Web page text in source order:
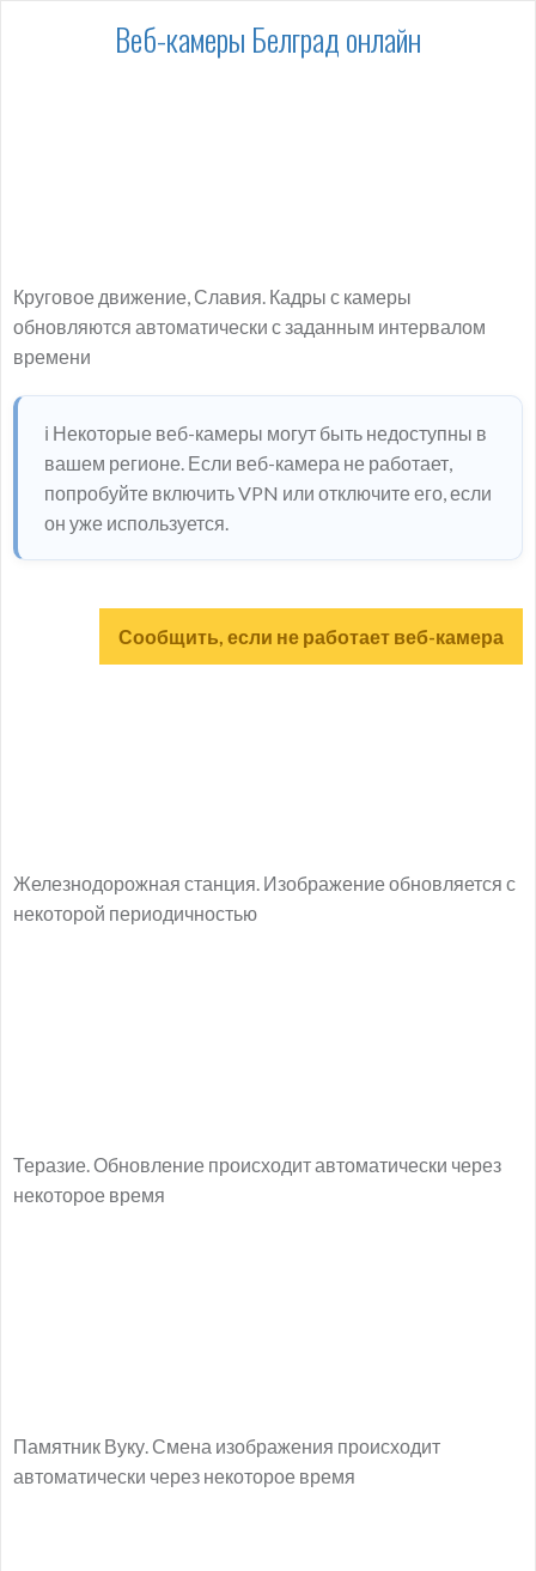
Веб-камеры Белград онлайн
Круговое движение, Славия. Кадры с камеры
обновляются автоматически с заданным интервалом
времени
ℹ️ Некоторые веб-камеры могут быть недоступны в
вашем регионе. Если веб-камера не работает,
попробуйте включить VPN или отключите его, если
он уже используется.
Сообщить, если не работает веб-камера
Железнодорожная станция. Изображение обновляется с
некоторой периодичностью
Теразие. Обновление происходит автоматически через
некоторое время
Памятник Вуку. Смена изображения происходит
автоматически через некоторое время